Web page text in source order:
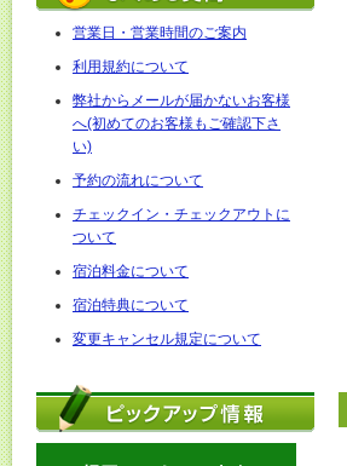
営業日・営業時間のご案内
利用規約について
弊社からメールが届かないお客様
へ(初めてのお客様もご確認下さ
い)
予約の流れについて
チェックイン・チェックアウトに
ついて
宿泊料金について
宿泊特典について
変更キャンセル規定について